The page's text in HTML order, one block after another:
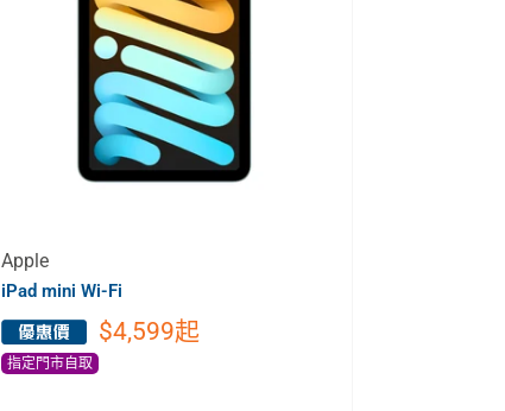
Apple
iPad mini Wi-Fi
$4,599起
指定門市自取